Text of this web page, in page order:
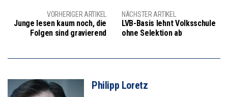
VORHERIGER ARTIKEL
Junge lesen kaum noch, die
Folgen sind gravierend
NÄCHSTER ARTIKEL
LVB-Basis lehnt Volksschule
ohne Selektion ab
Philipp Loretz